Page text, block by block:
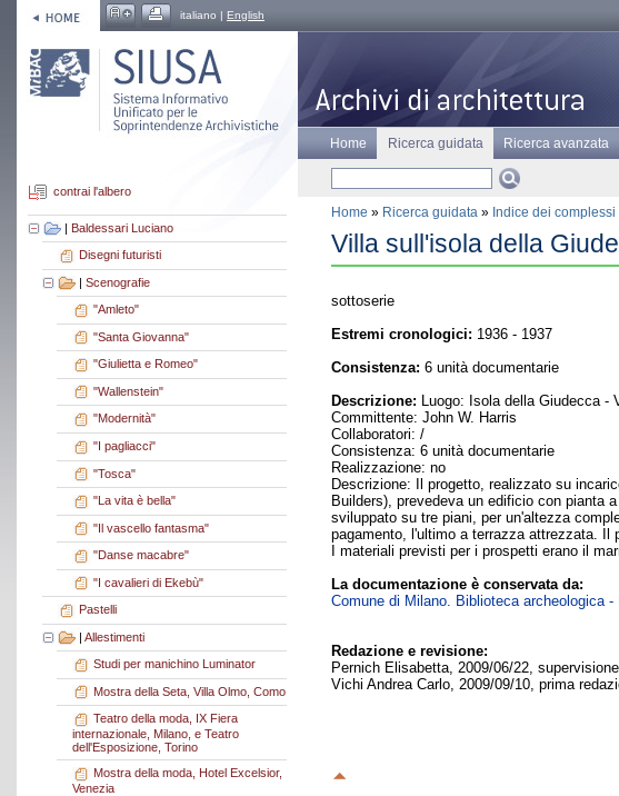
italiano | English
contrai l'albero
| Baldessari Luciano
Disegni futuristi
| Scenografie
"Amleto"
"Santa Giovanna"
"Giulietta e Romeo"
"Wallenstein"
"Modernità"
"I pagliacci"
"Tosca"
"La vita è bella"
"Il vascello fantasma"
"Danse macabre"
"I cavalieri di Ekebù"
Pastelli
| Allestimenti
Studi per manichino Luminator
Mostra della Seta, Villa Olmo, Como
Teatro della moda, IX Fiera
internazionale, Milano, e Teatro
dell'Esposizione, Torino
Mostra della moda, Hotel Excelsior,
Venezia
Home Ricerca guidata Ricerca avanzata
Home » Ricerca guidata » Indice dei complessi
Villa sull'isola della
sottoserie
Estremi cronologici: 1936 - 1937
Consistenza: 6 unità documentarie
Descrizione: Luogo: Isola della Giudecca -
Committente: John W. Harris
Collaboratori: /
Consistenza: 6 unità documentarie
Realizzazione: no
Descrizione: Il progetto, realizzato su
Builders), prevedeva un edificio con pianta
sviluppato su tre piani, per un'altezza
pagamento, l'ultimo a terrazza attrezzata. Il
I materiali previsti per i prospetti erano il
La documentazione è conservata da:
Comune di Milano. Biblioteca archeologica
Redazione e revisione:
Pernich Elisabetta, 2009/06/22,
Vichi Andrea Carlo, 2009/09/10, prima